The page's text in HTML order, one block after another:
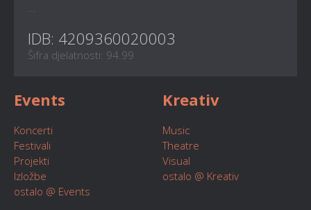
IDB: 4209360020003
Šifra djelatnosti: 94.99
Events
Koncerti
Festivali
Projekti
Izložbe
ostalo @ Events
Kreativ
Music
Theatre
Visual
ostalo @ Kreativ